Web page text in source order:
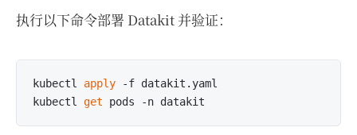
执行以下命令部署 Datakit 并验证：
kubectl apply -f datakit.yaml
kubectl get